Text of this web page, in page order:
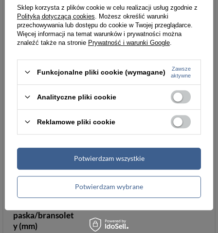
Więcej
Wysokość
towaru w
5 Więcej
Waga
gabarytowa w
gramach
Więcej
166.67 Więcej
koperty (mm)
Grubość koperty
9
paska/bransolet
y (mm)
Sklep korzysta z plików cookie w celu realizacji usług zgodnie z
Polityką dotyczącą cookies . Możesz określić warunki
przechowywania lub dostępu do cookie w Twojej przeglądarce.
Więcej informacji na temat warunków i prywatności można
znaleźć także na stronie Prywatność i warunki Google
Funkcjonalne pliki cookie (wymagane)
Zawsze
aktywne
Analityczne pliki cookie
Reklamowe pliki cookie
Potwierdzam wybrane
Potwierdzam wszystkie